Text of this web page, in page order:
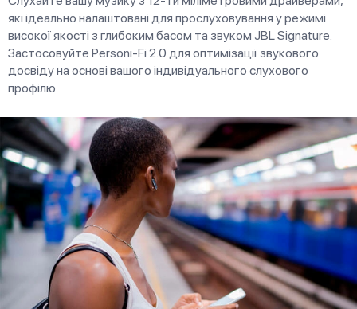
які ідеально налаштовані для прослуховування у режимі
високої якості з глибоким басом та звуком JBL Signature.
Застосовуйте Personi-Fi 2.0 для оптимізації звукового
досвіду на основі вашого індивідуального слухового
профілю.